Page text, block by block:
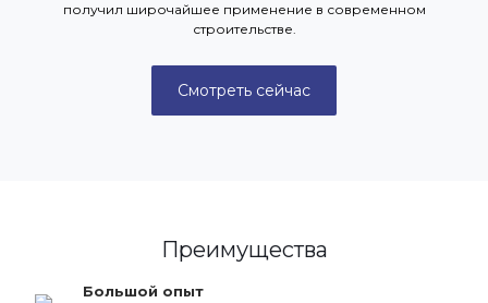
получил широчайшее применение в современном
строительстве.
Смотреть сейчас
Преимущества
Большой опыт